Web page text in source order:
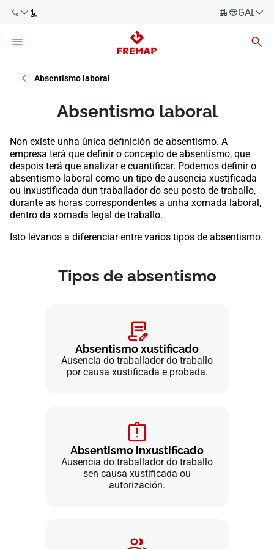
900 61 00
61
919 61 61
900 61 00
61
Español
Asesorías
Traballadores
Autónomos
Absentismo laboral
Absentismo laboral
Non existe unha única definición de absentismo. A
empresa terá que definir o concepto de absentismo, que
despois terá que analizar e cuantificar. Podemos definir o
absentismo laboral como un tipo de ausencia xustificada
ou inxustificada dun traballador do seu posto de traballo,
durante as horas correspondentes a unha xornada laboral,
dentro da xornada legal de traballo.
Isto lévanos a diferenciar entre varios tipos de absentismo.
Tipos de absentismo
Absentismo xustificado
Ausencia do traballador do traballo
por causa xustificada e probada.
Absentismo inxustificado
Ausencia do traballador do traballo
sen causa xustificada ou
autorización.